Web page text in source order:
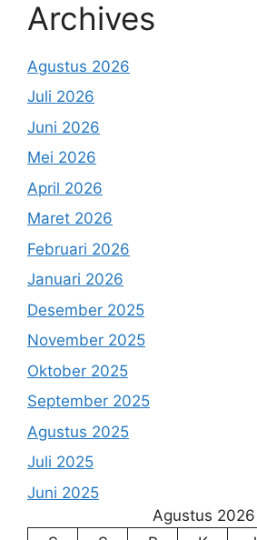
Archives
Agustus 2026
Juli 2026
Juni 2026
Mei 2026
April 2026
Maret 2026
Februari 2026
Januari 2026
Desember 2025
November 2025
Oktober 2025
September 2025
Agustus 2025
Juli 2025
Juni 2025
Agustus 2026